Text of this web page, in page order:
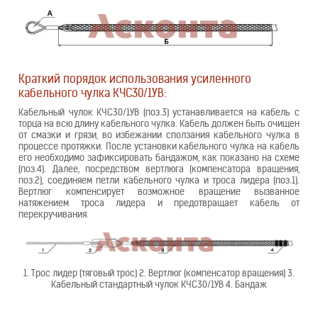
Краткий порядок использования усиленного
кабельного чулка КЧС30/1УВ:
Кабельный чулок КЧС30/1УВ (поз.3) устанавливается на кабель с
торца на всю длину кабельного чулка. Кабель должен быть очищен
от смазки и грязи, во избежании сползания кабельного чулка в
процессе протяжки. После установки кабельного чулка на кабель
его необходимо зафиксировать бандажом, как показано на схеме
(поз.4). Далее, посредством вертлюга (компенсатора вращения,
поз.2), соединяем петли кабельного чулка и троса лидера (поз.1).
Вертлюг компенсирует возможное вращение вызванное
натяжением троса лидера и предотвращает кабель от
перекручивания.
1. Трос лидер (тяговый трос) 2. Вертлюг (компенсатор вращения) 3.
Кабельный стандартный чулок КЧС30/1УВ 4. Бандаж